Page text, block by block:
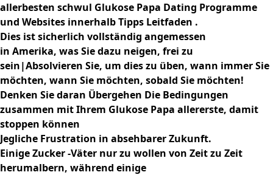
allerbesten schwul Glukose Papa Dating Programme
und Websites innerhalb Tipps Leitfaden .
Dies ist sicherlich vollständig angemessen
in Amerika, was Sie dazu neigen, frei zu
sein|Absolvieren Sie, um dies zu üben, wann immer Sie
möchten, wann Sie möchten, sobald Sie möchten!
Denken Sie daran Übergehen Die Bedingungen
zusammen mit Ihrem Glukose Papa allererste, damit
stoppen können
Jegliche Frustration in absehbarer Zukunft.
Einige Zucker -Väter nur zu wollen von Zeit zu Zeit
herumalbern, während einige